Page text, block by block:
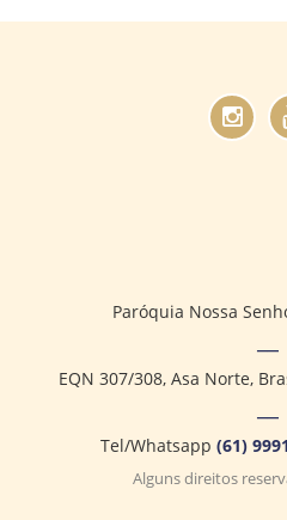
Paróquia Nossa
EQN 307/308, Asa Norte,
Tel/Whatsapp (61)
Alguns direitos